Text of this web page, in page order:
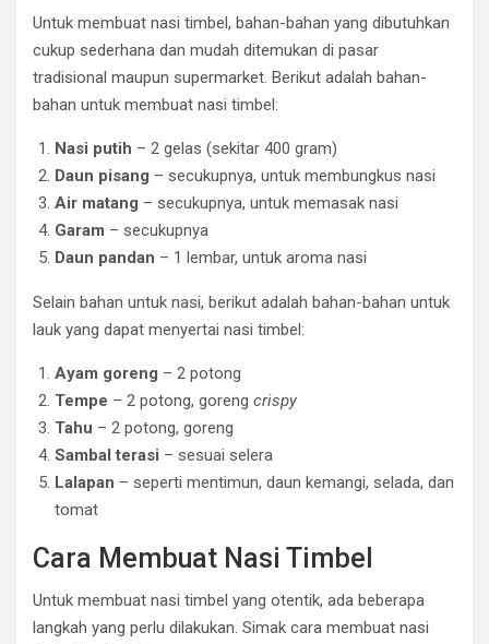
Untuk membuat nasi timbel, bahan-bahan yang dibutuhkan
cukup sederhana dan mudah ditemukan di pasar
tradisional maupun supermarket. Berikut adalah bahan-
bahan untuk membuat nasi timbel:
Nasi putih – 2 gelas (sekitar 400 gram)
Daun pisang – secukupnya, untuk membungkus nasi
Air matang – secukupnya, untuk memasak nasi
Garam – secukupnya
Daun pandan – 1 lembar, untuk aroma nasi
Selain bahan untuk nasi, berikut adalah bahan-bahan untuk
lauk yang dapat menyertai nasi timbel:
Ayam goreng – 2 potong
Tempe – 2 potong, goreng crispy
Tahu – 2 potong, goreng
Sambal terasi – sesuai selera
Lalapan – seperti mentimun, daun kemangi, selada, dan
tomat
Cara Membuat Nasi Timbel
Untuk membuat nasi timbel yang otentik, ada beberapa
langkah yang perlu dilakukan. Simak cara membuat nasi